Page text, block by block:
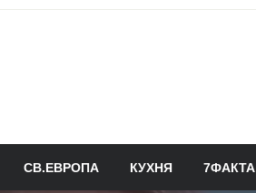
СВ.ЕВРОПА КУХНЯ 7ФАКТА